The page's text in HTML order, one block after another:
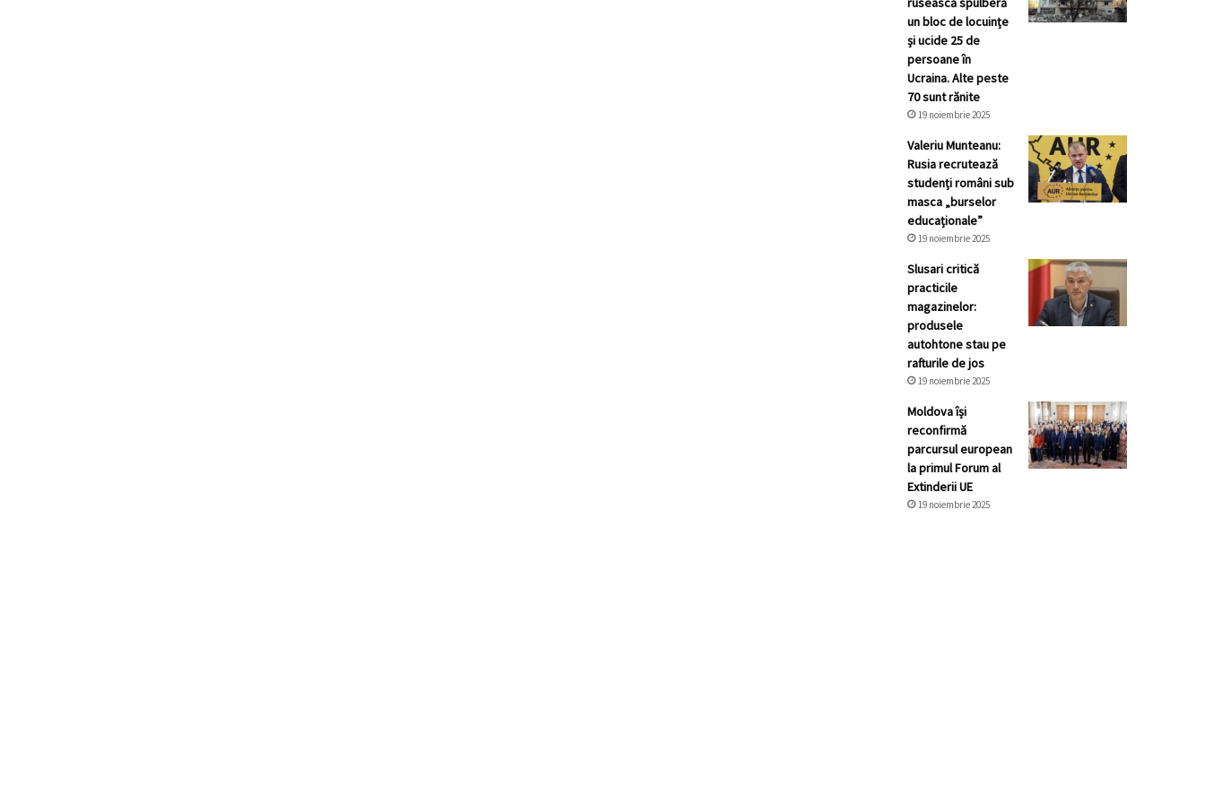
un bloc de locuințe
și ucide 25 de
persoane în
Ucraina. Alte peste
70 sunt rănite
19 noiembrie 2025
Valeriu Munteanu:
Rusia recrutează
studenți români sub
masca „burselor
educaționale”
19 noiembrie 2025
Slusari critică
practicile
magazinelor:
produsele
autohtone stau pe
rafturile de jos
19 noiembrie 2025
Moldova își
reconfirmă
parcursul european
la primul Forum al
Extinderii UE
19 noiembrie 2025